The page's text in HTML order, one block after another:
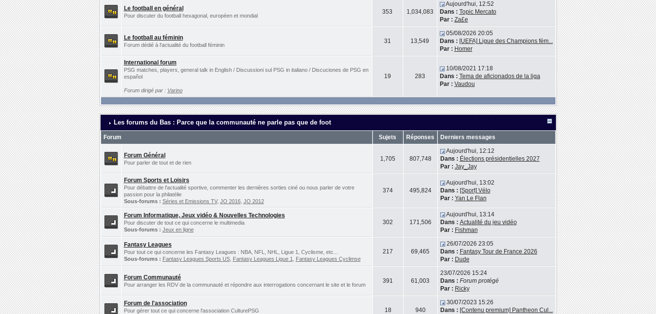
Le football en général
Pour discuter du football hexagonal, européen et mondial
353 1,034,083
Aujourd'hui, 12:52
Dans : Topic Mercato
Par : Za£e
Le football au féminin
Forum dédié à l'actualité du football féminin
31 13,549
05/08/2026 20:05
Dans : [UEFA] Ligue des Champions fém...
Par : Homer
International forum
PSG matches, players, general talk in English / Discussioni sul PSG in italiano / Discuciones de PSG en
español
Forum dirigé par : Varino
19 283
10/08/2021 17:18
Dans : Tema de aficionados de la liga
Par : Vaudou
Les forums du Bas : Parce que la communauté ne parle pas que de foot
Forum Sujets Réponses Derniers messages
Forum Général
Pour parler de tout et de rien
1,705 807,748
Aujourd'hui, 12:12
Dans : Élections présidentielles 2027
Par : Jay_Jay
Forum Sports et Loisirs
Pour débattre de l'actualité sportive, commenter les dernières sorties ciné ou nous parler de votre
passion pour la philatélie
Sous-forums : Séries et Emissions TV, JO 2016, JO 2012
374 495,824
Aujourd'hui, 13:02
Dans : [Sport] Vélo
Par : Yan Le Flan
Forum Informatique, Jeux vidéo & Nouvelles Technologies
Pour discuter de tout ce qui concerne le multimedia
Sous-forums : Jeux en ligne
302 171,506
Aujourd'hui, 13:14
Dans : Actualité du jeu vidéo
Par : Fishman
Fantasy Leagues
Pour tout ce qui concerne les Fantasy Leagues : NBA, NFL, NHL, Ligue 1, Cyclisme, etc...
Sous-forums : Fantasy Leagues Sports US, Fantasy Leagues Ligue 1 Fantasy Leagues Cyclimse
217 69,465
26/07/2026 23:05
Dans : Fantasy Tour de France 2026
Par : Dude
Forum Communauté
Pour arranger les RDV de la communauté et répondre aux interrogations concernant le site et le forum
391 61,003
23/07/2026 15:24
Dans : Forum protégé
Par : Ricky
Forum de l'association
Pour gérer tout ce qui concerne l'association CulturePSG
18 940
30/07/2023 15:26
Dans : [Contenu premium] Pantheon Cul...